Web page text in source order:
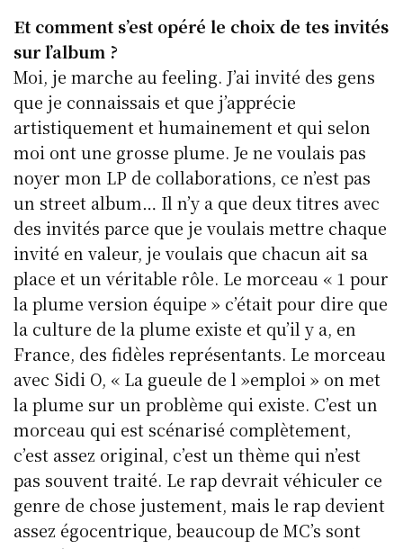
Et comment s’est opéré le choix de tes invités
sur l’album ?
Moi, je marche au feeling. J’ai invité des gens
que je connaissais et que j’apprécie
artistiquement et humainement et qui selon
moi ont une grosse plume. Je ne voulais pas
noyer mon LP de collaborations, ce n’est pas
un street album… Il n’y a que deux titres avec
des invités parce que je voulais mettre chaque
invité en valeur, je voulais que chacun ait sa
place et un véritable rôle. Le morceau « 1 pour
la plume version équipe » c’était pour dire que
la culture de la plume existe et qu’il y a, en
France, des fidèles représentants. Le morceau
avec Sidi O, « La gueule de l »emploi » on met
la plume sur un problème qui existe. C’est un
morceau qui est scénarisé complètement,
c’est assez original, c’est un thème qui n’est
pas souvent traité. Le rap devrait véhiculer ce
genre de chose justement, mais le rap devient
assez égocentrique, beaucoup de MC’s sont